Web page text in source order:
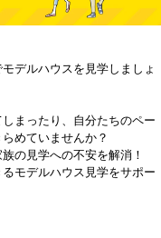
デルハウスを見学しましょ
まったり、自分たちのペー
めていませんか？
の見学への不安を解消！
モデルハウス見学をサポー